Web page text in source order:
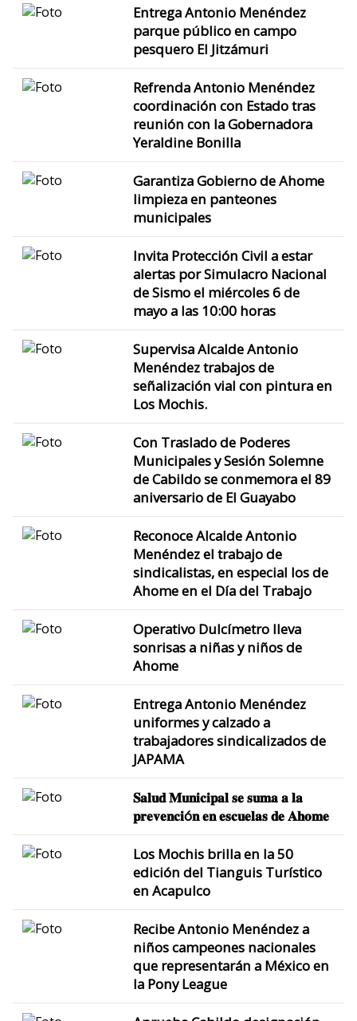
Entrega Antonio Menéndez
parque público en campo
pesquero El Jitzámuri
Refrenda Antonio Menéndez
coordinación con Estado tras
reunión con la Gobernadora
Yeraldine Bonilla
Garantiza Gobierno de Ahome
limpieza en panteones
municipales
Invita Protección Civil a estar
alertas por Simulacro Nacional
de Sismo el miércoles 6 de
mayo a las 10:00 horas
Supervisa Alcalde Antonio
Menéndez trabajos de
señalización vial con pintura en
Los Mochis.
Con Traslado de Poderes
Municipales y Sesión Solemne
de Cabildo se conmemora el 89
aniversario de El Guayabo
Reconoce Alcalde Antonio
Menéndez el trabajo de
sindicalistas, en especial los de
Ahome en el Día del Trabajo
Operativo Dulcímetro lleva
sonrisas a niñas y niños de
Ahome
Entrega Antonio Menéndez
uniformes y calzado a
trabajadores sindicalizados de
JAPAMA
𝐒𝐚𝐥𝐮𝐝 𝐌𝐮𝐧𝐢𝐜𝐢𝐩𝐚𝐥 𝐬𝐞 𝐬𝐮𝐦𝐚 𝐚 𝐥𝐚
𝐩𝐫𝐞𝐯𝐞𝐧𝐜𝐢ó𝐧 𝐞𝐧 𝐞𝐬𝐜𝐮𝐞𝐥𝐚𝐬 𝐝𝐞 𝐀𝐡𝐨𝐦𝐞
Los Mochis brilla en la 50
edición del Tianguis Turístico
en Acapulco
Recibe Antonio Menéndez a
niños campeones nacionales
que representarán a México en
la Pony League